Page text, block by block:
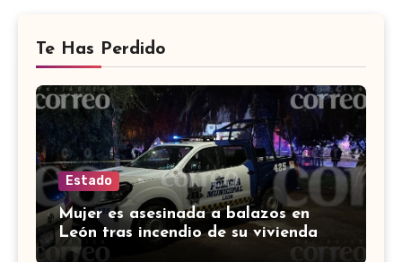
Te Has Perdido
Estado
Mujer es asesinada a balazos en
León tras incendio de su vivienda
con bombas molotov